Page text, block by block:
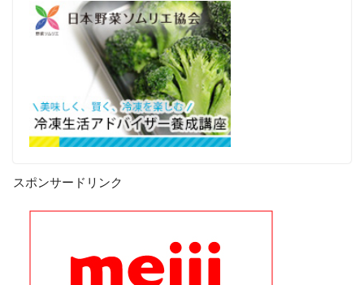
スポンサードリンク